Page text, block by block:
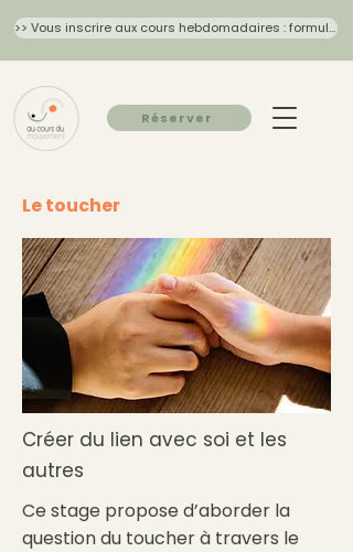
>> Vous inscrire aux cours hebdomadaires : formulaire 2026/27
Réserver
Le toucher
Créer du lien avec soi et les
autres
Ce stage propose d’aborder la
question du toucher à travers le